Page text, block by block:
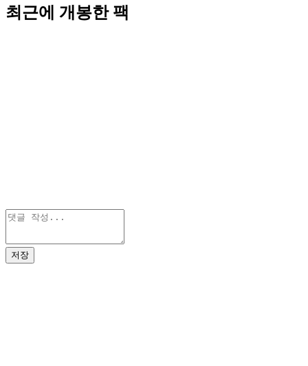
최근에 개봉한 팩
저장